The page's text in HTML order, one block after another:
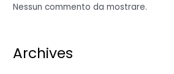
Nessun commento da mostrare.
Archives